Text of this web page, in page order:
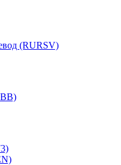
(RURSV)